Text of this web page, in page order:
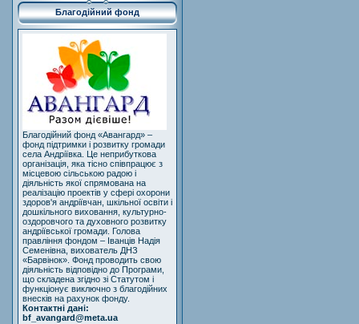
Благодійний фонд
Благодійний фонд «Авангард» –
фонд підтримки і розвитку громади
села Андріївка. Це неприбуткова
організація, яка тісно співпрацює з
місцевою сільською радою і
діяльність якої спрямована на
реалізацію проектів у сфері охорони
здоров'я андріївчан, шкільної освіти і
дошкільного виховання, культурно-
оздоровчого та духовного розвитку
андріївської громади. Голова
правління фондом – Іванців Надія
Семенівна, вихователь ДНЗ
«Барвінок». Фонд проводить свою
діяльність відповідно до Програми,
що складена згідно зі Статутом і
функціонує виключно з благодійних
внесків на рахунок фонду.
Контактні дані:
bf_avangard@meta.ua